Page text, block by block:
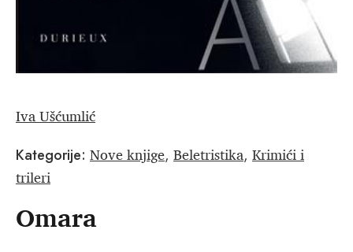
Iva Ušćumlić
Kategorije: Nove knjige, Beletristika, Krimići i
trileri
Omara